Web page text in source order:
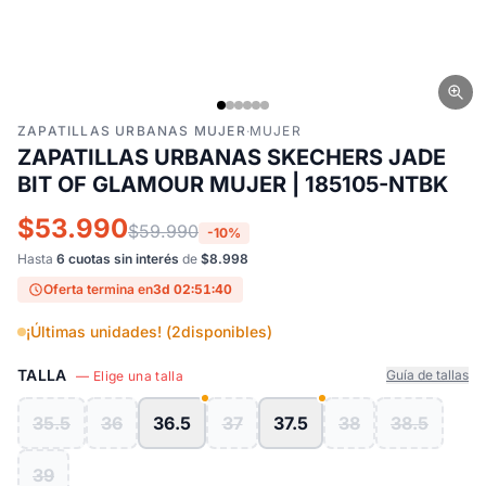
ZAPATILLAS URBANAS MUJER·MUJER
ZAPATILLAS URBANAS SKECHERS JADE
BIT OF GLAMOUR MUJER | 185105-NTBK
$53.990$59.990 -10%
Hasta 6 cuotas sin interés de $8.998
Oferta termina en3d 02:51:40
¡Últimas unidades! (2disponibles)
TALLA — Elige una talla Guía de tallas
35.5 36 36.5 37 37.5 38 38.5
39